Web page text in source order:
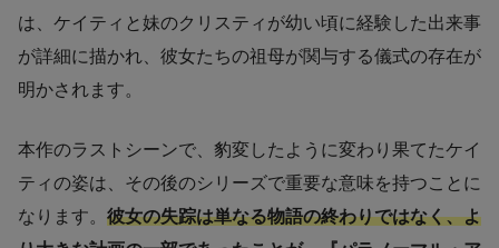
は、ケイティと妹のクリスティが幼い頃に経験した出来事
が詳細に描かれ、彼女たちの祖母が関与する儀式の存在が
明かされます。
本作のラストシーンで、豹変したように変わり果てたケイ
ティの姿は、その後のシリーズで重要な意味を持つことに
なります。 彼女の失踪は単なる物語の終わりではなく、よ